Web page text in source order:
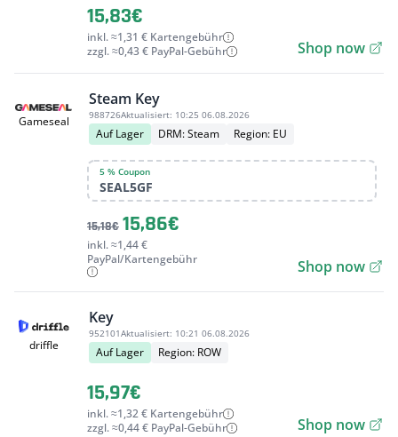
15,83€
inkl. ≈1,31 € Kartengebühr
zzgl. ≈0,43 € PayPal-Gebühr
Shop now
Gameseal
Steam Key
988726Aktualisiert: 10:25 06.08.2026
Auf Lager DRM: Steam Region: EU
5 % Coupon
SEAL5GF
15,18€ 15,86€
inkl. ≈1,44 €
PayPal/Kartengebühr
Shop now
driffle
Key
952101Aktualisiert: 10:21 06.08.2026
Auf Lager Region: ROW
15,97€
inkl. ≈1,32 € Kartengebühr
zzgl. ≈0,44 € PayPal-Gebühr
Shop now